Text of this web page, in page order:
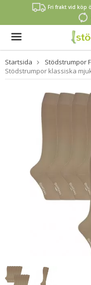
Fri frakt vid köp
Startsida Stödstrumpor
Stödstrumpor klassiska